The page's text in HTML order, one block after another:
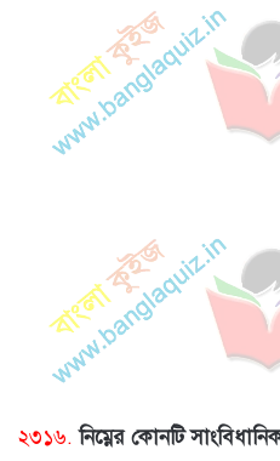
২৩১৬. নিম্নের কোনটি